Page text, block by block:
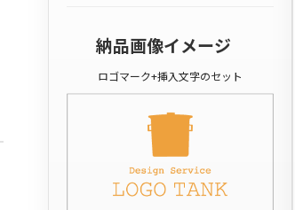
納品画像イメージ
ロゴマーク+挿入文字のセット